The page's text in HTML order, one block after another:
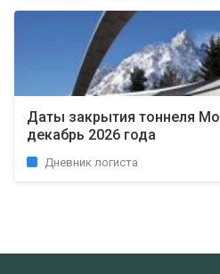
Даты закрытия тоннеля
декабрь 2026 года
Дневник логиста